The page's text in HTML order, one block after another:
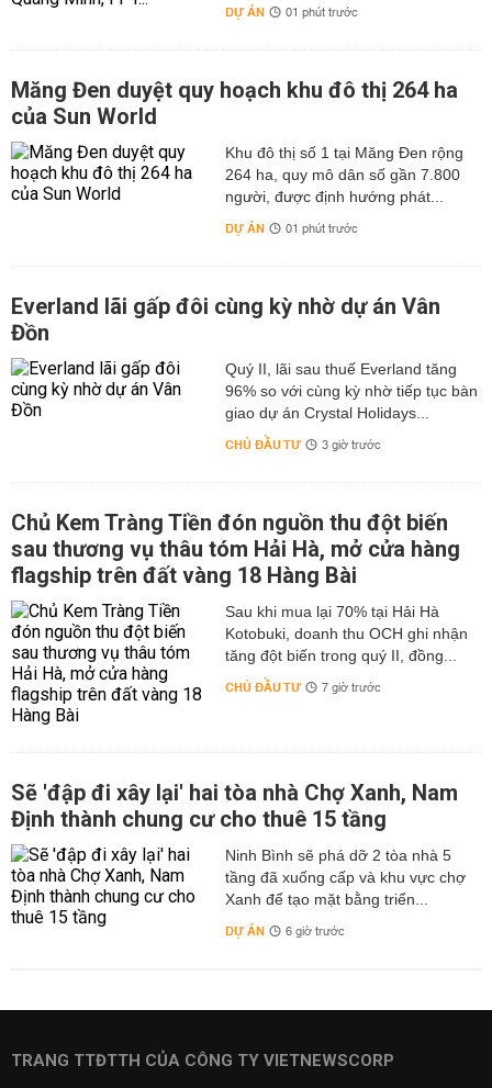
DỰ ÁN 01 phút trước
Măng Đen duyệt quy hoạch khu đô thị 264 ha
của Sun World
Khu đô thị số 1 tại Măng Đen rộng
264 ha, quy mô dân số gần 7.800
người, được định hướng phát...
DỰ ÁN 01 phút trước
Everland lãi gấp đôi cùng kỳ nhờ dự án Vân
Đồn
Quý II, lãi sau thuế Everland tăng
96% so với cùng kỳ nhờ tiếp tục bàn
giao dự án Crystal Holidays...
CHỦ ĐẦU TƯ 3 giờ trước
Chủ Kem Tràng Tiền đón nguồn thu đột biến
sau thương vụ thâu tóm Hải Hà, mở cửa hàng
flagship trên đất vàng 18 Hàng Bài
Sau khi mua lại 70% tại Hải Hà
Kotobuki, doanh thu OCH ghi nhận
tăng đột biến trong quý II, đồng...
CHỦ ĐẦU TƯ 7 giờ trước
Sẽ 'đập đi xây lại' hai tòa nhà Chợ Xanh, Nam
Định thành chung cư cho thuê 15 tầng
Ninh Bình sẽ phá dỡ 2 tòa nhà 5
tầng đã xuống cấp và khu vực chợ
Xanh để tạo mặt bằng triển...
DỰ ÁN 6 giờ trước
TRANG TTĐTTH CỦA CÔNG TY VIETNEWSCORP